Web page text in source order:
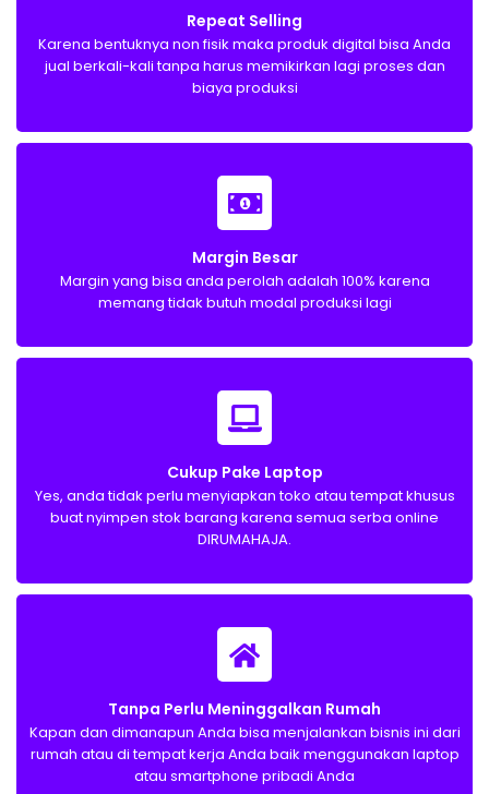
Repeat Selling
Karena bentuknya non fisik maka produk digital bisa Anda
jual berkali-kali tanpa harus memikirkan lagi proses dan
biaya produksi​
Margin Besar
Margin yang bisa anda perolah adalah 100% karena
memang tidak butuh modal produksi lagi​
Cukup Pake Laptop
Yes, anda tidak perlu menyiapkan toko atau tempat khusus
buat nyimpen stok barang karena semua serba online
DIRUMAHAJA.​
Tanpa Perlu Meninggalkan Rumah
Kapan dan dimanapun Anda bisa menjalankan bisnis ini dari
rumah atau di tempat kerja Anda baik menggunakan laptop
atau smartphone pribadi Anda